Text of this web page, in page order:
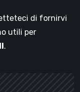
di fornirvi
utili per
.